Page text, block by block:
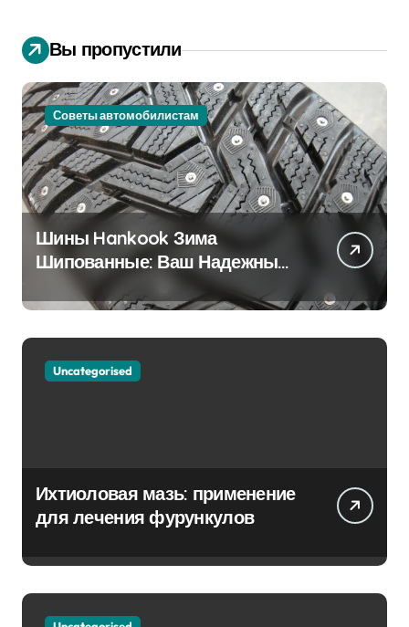
Вы пропустили
Советы автомобилистам
Шины Hankook Зима
Шипованные: Ваш Надежный
Партнёр на Снежных Дорогах
Uncategorised
Ихтиоловая мазь: применение
для лечения фурункулов